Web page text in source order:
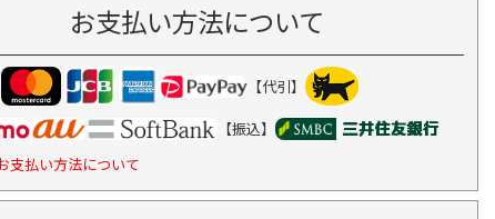
お支払い方法について
【代引】
【振込】
支払い方法について